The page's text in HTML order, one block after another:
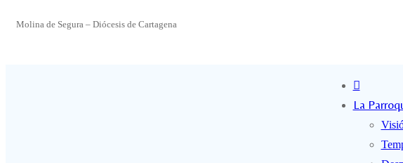
Molina de Segura – Diócesis de Cartagena
La